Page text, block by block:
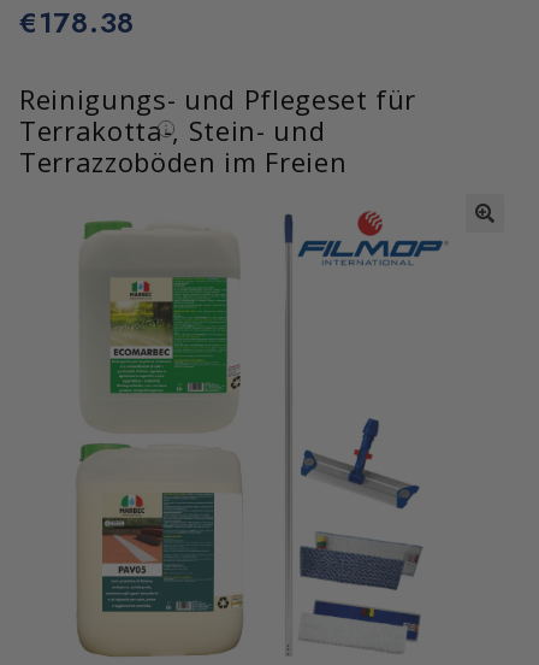
€178.38
Reinigungs- und Pflegeset für
Terrakotta-, Stein- und
Terrazzoböden im Freien